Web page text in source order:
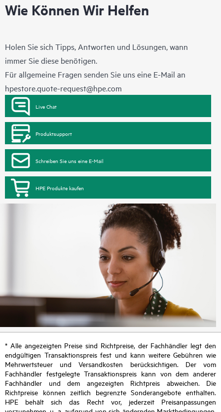
Wie Können Wir Helfen
Holen Sie sich Tipps, Antworten und Lösungen, wann
immer Sie diese benötigen.
Für allgemeine Fragen senden Sie uns eine E-Mail an
hpestore.quote-request@hpe.com
Live Chat
Produktsupport
Schreiben Sie uns eine E-Mail
HPE Produkte kaufen
* Alle angezeigten Preise sind Richtpreise, der Fachhändler legt den
endgültigen Transaktionspreis fest und kann weitere Gebühren wie
Mehrwertsteuer und Versandkosten berücksichtigen. Der vom
Fachhändler festgelegte Transaktionspreis kann von dem anderer
Fachhändler und dem angezeigten Richtpreis abweichen. Die
Richtpreise können zeitlich begrenzte Sonderangebote enthalten.
HPE behält sich das Recht vor, jederzeit Preisanpassungen